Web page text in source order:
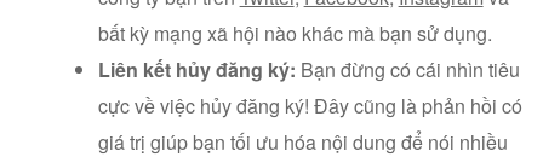
bất kỳ mạng xã hội nào khác mà bạn sử dụng.
Liên kết hủy đăng ký: Bạn đừng có cái nhìn tiêu
cực về việc hủy đăng ký! Đây cũng là phản hồi có
giá trị giúp bạn tối ưu hóa nội dung để nói nhiều